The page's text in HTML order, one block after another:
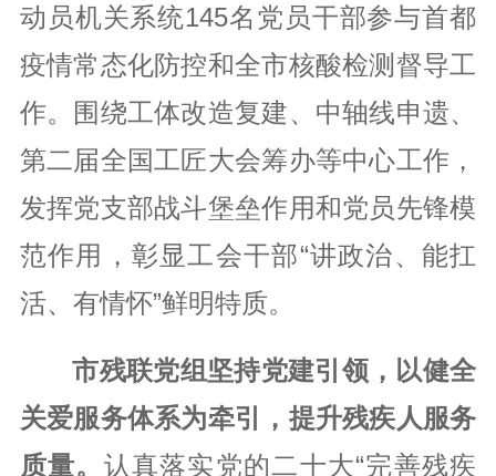
动员机关系统145名党员干部参与首都
疫情常态化防控和全市核酸检测督导工
作。围绕工体改造复建、中轴线申遗、
第二届全国工匠大会筹办等中心工作，
发挥党支部战斗堡垒作用和党员先锋模
范作用，彰显工会干部“讲政治、能扛
活、有情怀”鲜明特质。
市残联党组坚持党建引领，以健全
关爱服务体系为牵引，提升残疾人服务
质量。 认真落实党的二十大“完善残疾